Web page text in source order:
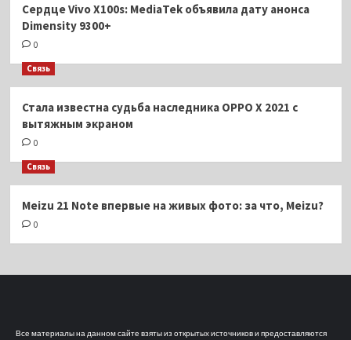
Сердце Vivo X100s: MediaTek объявила дату анонса
Dimensity 9300+
0
Связь
Стала известна судьба наследника OPPO X 2021 с
вытяжным экраном
0
Связь
Meizu 21 Note впервые на живых фото: за что, Meizu?
0
Все материалы на данном сайте взяты из открытых источников и предоставляются